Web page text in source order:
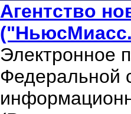
Агентство
Электронное
Федеральной